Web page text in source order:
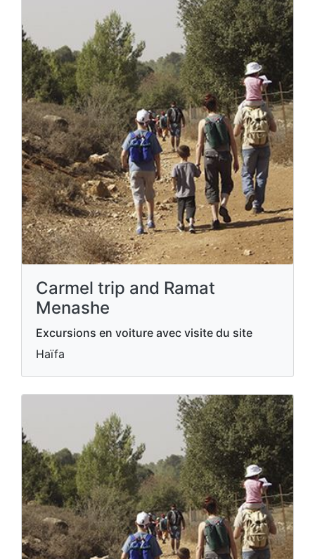
Carmel trip and Ramat
Menashe
Excursions en voiture avec visite du site
Haïfa